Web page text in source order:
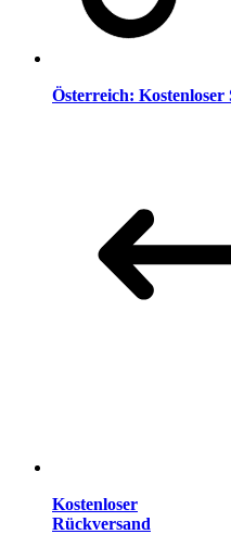
Österreich: Kostenloser
Kostenloser
Rückversand